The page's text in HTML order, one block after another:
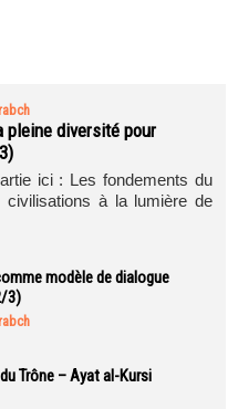
pleine diversité pour
ici : Les fondements du
civilisations à la lumière de
modèle de dialogue
3)
Trône – Ayat al-Kursi